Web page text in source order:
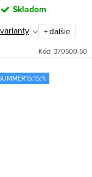
Skladom
+ ďalšie
Kód: 370500-50